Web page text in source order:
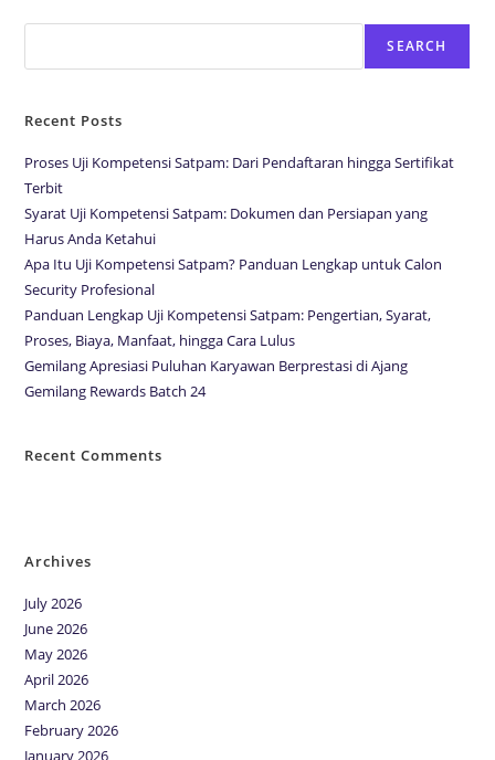
SEARCH
Recent Posts
Proses Uji Kompetensi Satpam: Dari Pendaftaran hingga Sertifikat
Terbit
Syarat Uji Kompetensi Satpam: Dokumen dan Persiapan yang
Harus Anda Ketahui
Apa Itu Uji Kompetensi Satpam? Panduan Lengkap untuk Calon
Security Profesional
Panduan Lengkap Uji Kompetensi Satpam: Pengertian, Syarat,
Proses, Biaya, Manfaat, hingga Cara Lulus
Gemilang Apresiasi Puluhan Karyawan Berprestasi di Ajang
Gemilang Rewards Batch 24
Recent Comments
Archives
July 2026
June 2026
May 2026
April 2026
March 2026
February 2026
January 2026